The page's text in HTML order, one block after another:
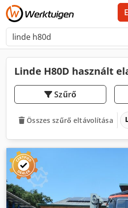
Linde H80D használt
Szűrő
Összes szűrő eltávolítása